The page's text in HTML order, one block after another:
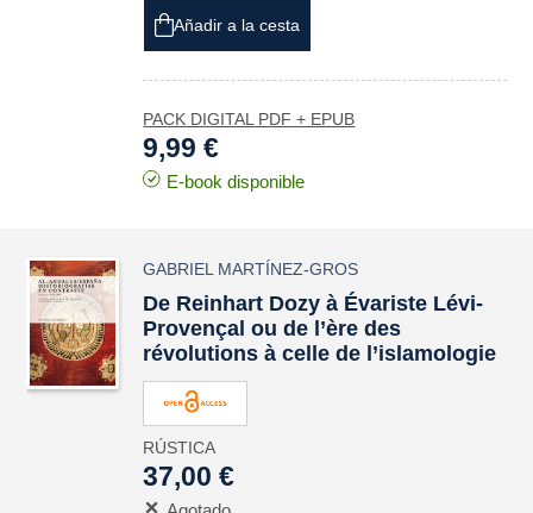
Añadir a la cesta
PACK DIGITAL PDF + EPUB
9,99 €
E-book disponible
GABRIEL MARTÍNEZ-GROS
De Reinhart Dozy à Évariste Lévi-
Provençal ou de l’ère des
révolutions à celle de l’islamologie
RÚSTICA
37,00 €